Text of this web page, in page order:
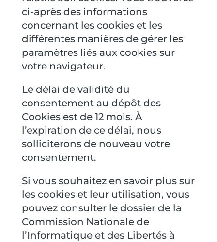
ci-après des informations
concernant les cookies et les
différentes manières de gérer les
paramètres liés aux cookies sur
votre navigateur.
Le délai de validité du
consentement au dépôt des
Cookies est de 12 mois. À
l’expiration de ce délai, nous
solliciterons de nouveau votre
consentement.
Si vous souhaitez en savoir plus sur
les cookies et leur utilisation, vous
pouvez consulter le dossier de la
Commission Nationale de
l’Informatique et des Libertés à